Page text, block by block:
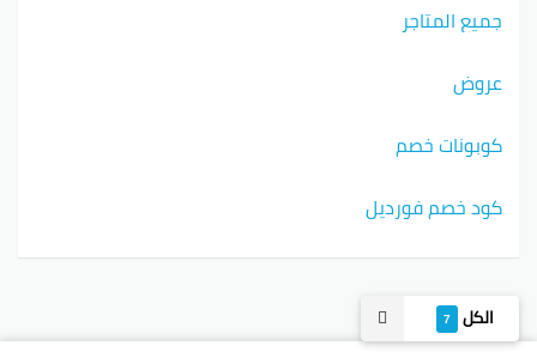
الكل 7
جميع المتاجر
عروض
كوبونات خصم
كود خصم فورديل